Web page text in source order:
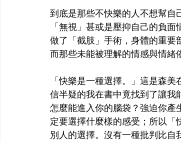
到底是那些不快樂的人不想幫自
「無視」甚或是壓抑自己的負
做了「截肢」手術，身體的重要
而那些未能被理解的情感與情緒
「快樂是一種選擇。」這是森
信半疑的我在書中竟找到了讓我
怎麼能進入你的腦袋？強迫你產
定要選擇什麼樣的感受；所以「
別人的選擇。沒有一種批判比